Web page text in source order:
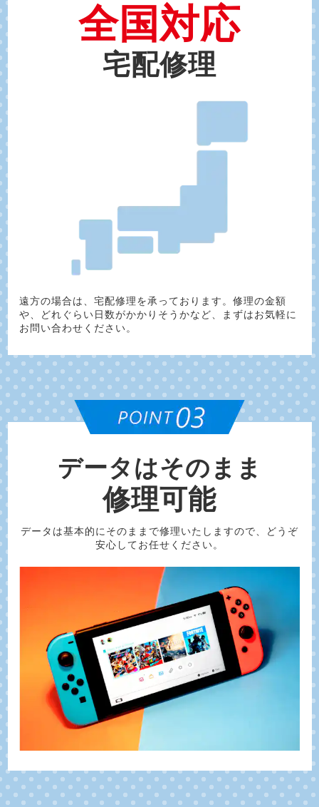
全国対応
宅配修理
遠方の場合は、宅配修理を承っております。修理の金額
や、どれぐらい日数がかかりそうかなど、まずはお気軽に
お問い合わせください。
データはそのまま
修理可能
データは基本的にそのままで修理いたしますので、どうぞ
安心してお任せください。